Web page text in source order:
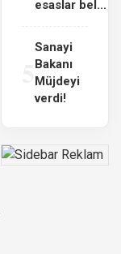
esaslar bel...
Sanayi
Bakanı
Müjdeyi
verdi!